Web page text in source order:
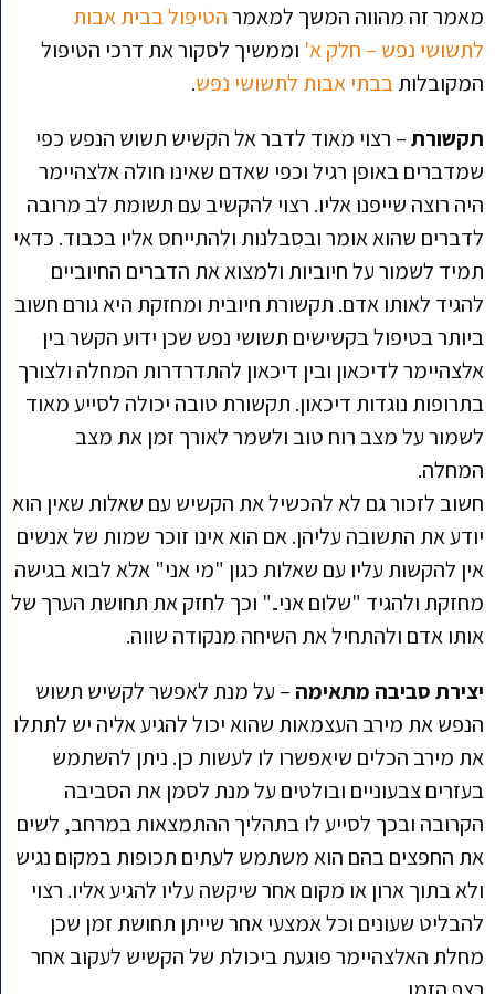
מאמר זה מהווה המשך למאמרהטיפול בבית אבות
לתשושי נפש – חלק א' וממשיך לסקור את דרכי הטיפול
המקובלותבבתי אבות לתשושי נפש.
תקשורת– רצוי מאוד לדבר אל הקשיש תשוש הנפש כפי
שמדברים באופן רגיל וכפי שאדם שאינו חולה אלצהיימר
היה רוצה שייפנו אליו. רצוי להקשיב עם תשומת לב מרובה
לדברים שהוא אומר ובסבלנות ולהתייחס אליו בכבוד. כדאי
תמיד לשמור על חיוביות ולמצוא את הדברים החיוביים
להגיד לאותו אדם. תקשורת חיובית ומחזקת היא גורם חשוב
ביותר בטיפול בקשישים תשושי נפש שכן ידוע הקשר בין
אלצהיימר לדיכאון ובין דיכאון להתדרדרות המחלה ולצורך
בתרופות נוגדות דיכאון. תקשורת טובה יכולה לסייע מאוד
לשמור על מצב רוח טוב ולשמר לאורך זמן את מצב
המחלה.
חשוב לזכור גם לא להכשיל את הקשיש עם שאלות שאין הוא
יודע את התשובה עליהן. אם הוא אינו זוכר שמות של אנשים
אין להקשות עליו עם שאלות כגון "מי אני" אלא לבוא בגישה
מחזקת ולהגיד "שלום אני.." וכך לחזק את תחושת הערך של
אותו אדם ולהתחיל את השיחה מנקודה שווה.
יצירת סביבה מתאימה – על מנת לאפשר לקשיש תשוש
הנפש את מירב העצמאות שהוא יכול להגיע אליה יש לתתלו
את מירב הכלים שיאפשרו לו לעשות כן. ניתן להשתמש
בעזרים צבעוניים ובולטים על מנת לסמן את הסביבה
הקרובה ובכך לסייע לו בתהליך ההתמצאות במרחב, לשים
את החפצים בהם הוא משתמש לעתים תכופות במקום נגיש
ולא בתוך ארון או מקום אחר שיקשה עליו להגיע אליו. רצוי
להבליט שעונים וכל אמצעי אחר שייתן תחושת זמן שכן
מחלת האלצהיימר פוגעת ביכולת של הקשיש לעקוב אחר